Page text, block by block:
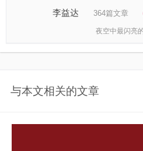
李益达 364篇文章
夜空中最闪亮
与本文相关的文章